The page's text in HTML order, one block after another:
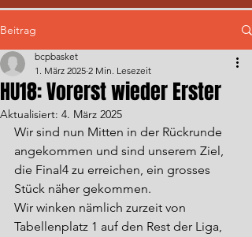
Beitrag
HU18: Vorerst wieder Erster
bcpbasket
1. März 2025 2 Min. Lesezeit
Aktualisiert: 4. März 2025
Wir sind nun Mitten in der Rückrunde
angekommen und sind unserem Ziel,
die Final4 zu erreichen, ein grosses
Stück näher gekommen.
Wir winken nämlich zurzeit von
Tabellenplatz 1 auf den Rest der Liga,